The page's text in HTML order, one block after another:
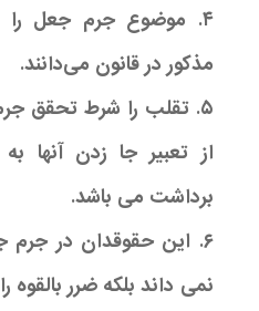
۴. موضوع جرم جعل را
مذکور در قانون می‌دانند.
۵. تقلب را شرط تحقق
از تعبیر جا زدن آنها
برداشت می باشد.
۶. این حقوقدان در جرم
نمی داند بلکه ضرر